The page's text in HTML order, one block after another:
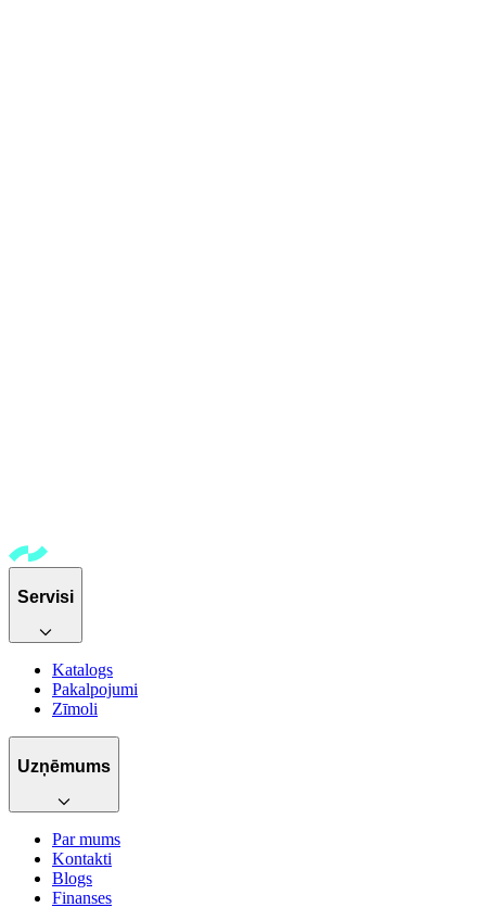
Servisi
Katalogs
Pakalpojumi
Zīmoli
Uzņēmums
Par mums
Kontakti
Blogs
Finanses